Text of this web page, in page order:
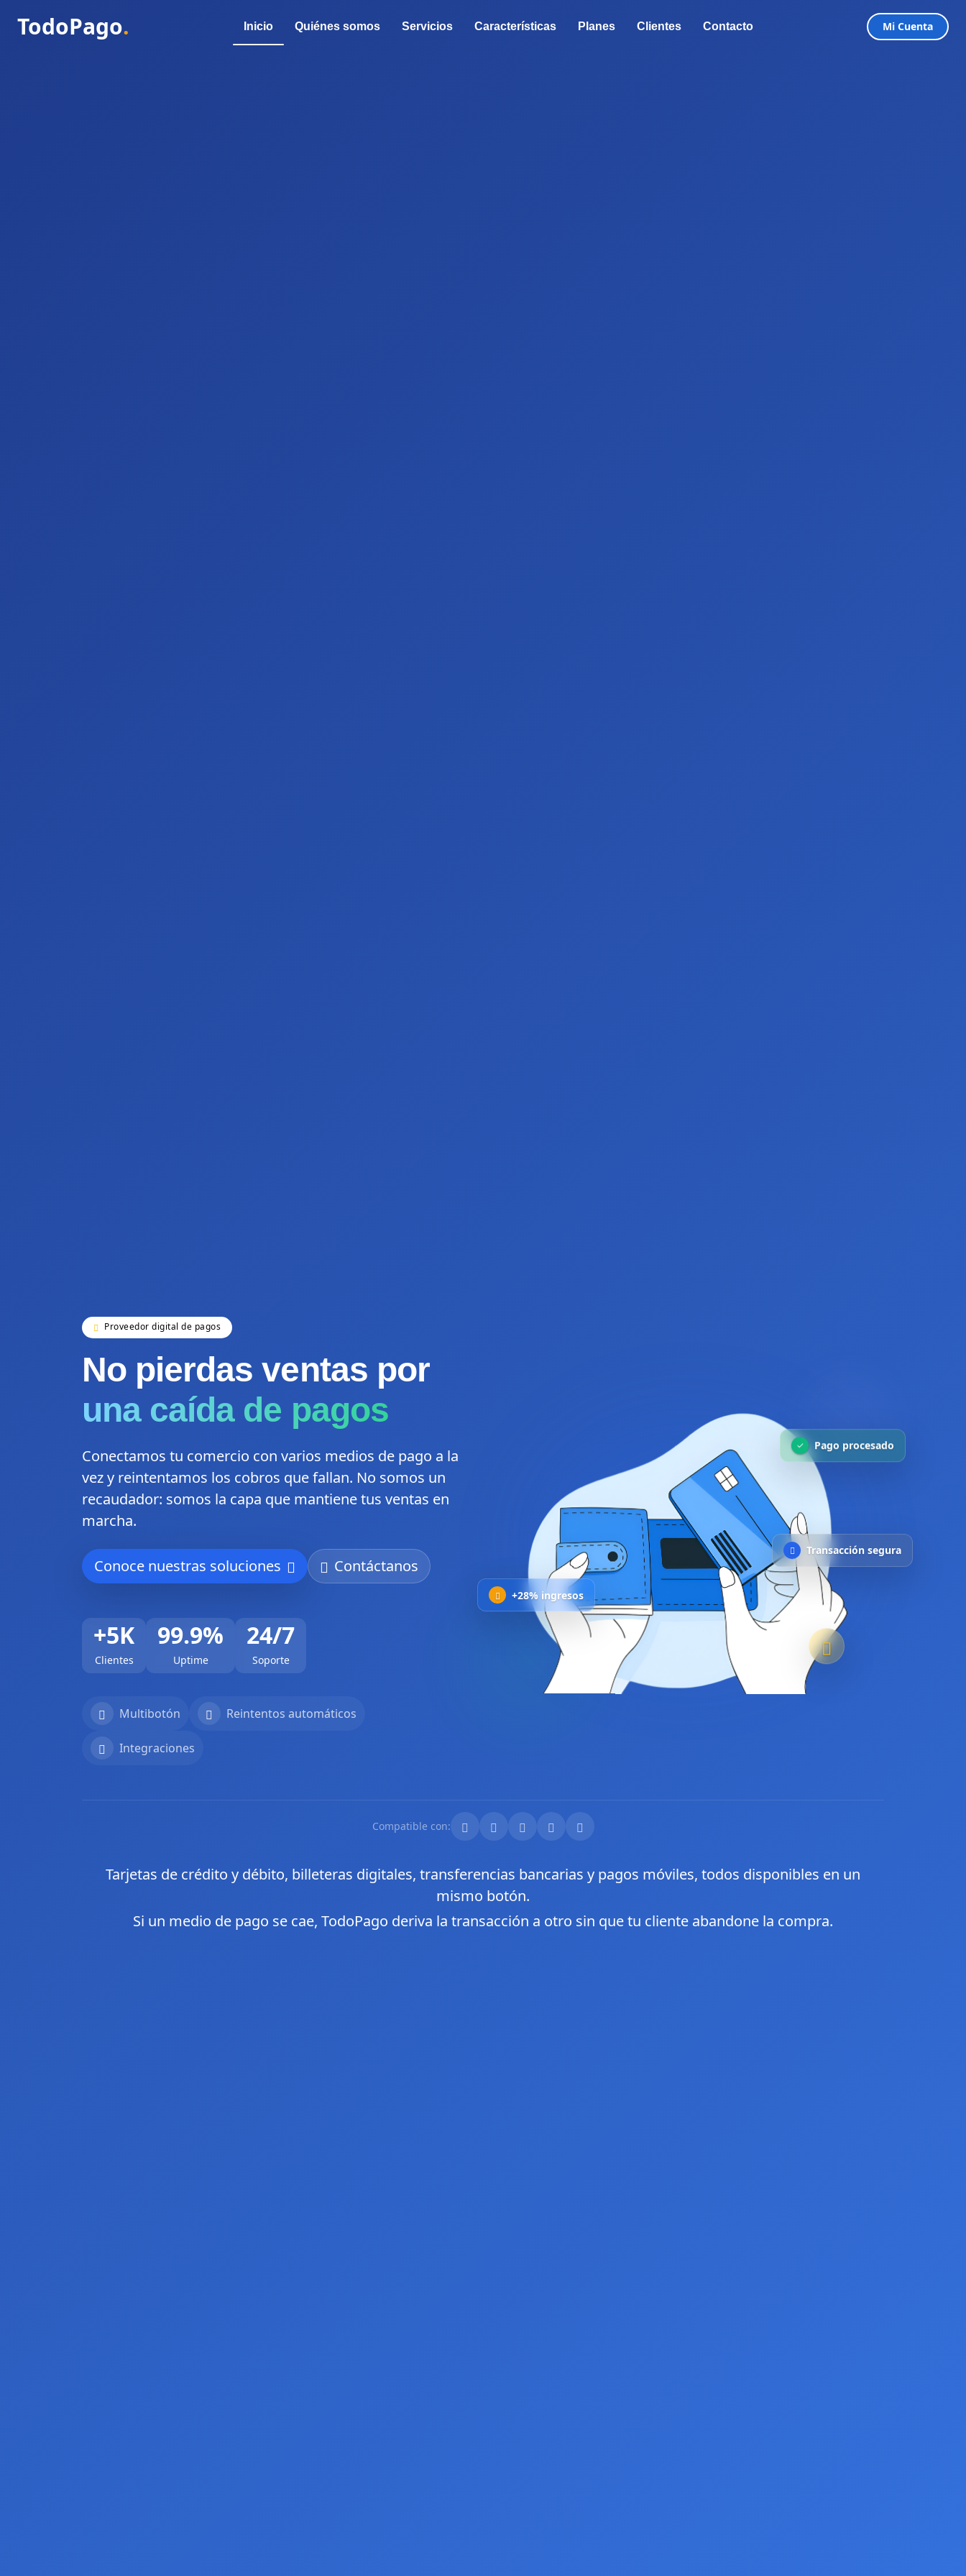
TodoPago. Inicio Quiénes somos Servicios Características Planes Clientes Contacto Mi Cuenta
Proveedor digital de pagos
No pierdas ventas por
una caída de pagos
Conectamos tu comercio con varios medios de pago a la
vez y reintentamos los cobros que fallan. No somos un
recaudador: somos la capa que mantiene tus ventas en
marcha.
Conoce nuestras soluciones Contáctanos
+5K
Clientes
99.9%
Uptime
24/7
Soporte
Multibotón Reintentos automáticos
Integraciones
✓ Pago procesado
+28% ingresos
Transacción segura
Compatible con:
Tarjetas de crédito y débito, billeteras digitales, transferencias bancarias y pagos móviles, todos disponibles en un
mismo botón.
Si un medio de pago se cae, TodoPago deriva la transacción a otro sin que tu cliente abandone la compra.